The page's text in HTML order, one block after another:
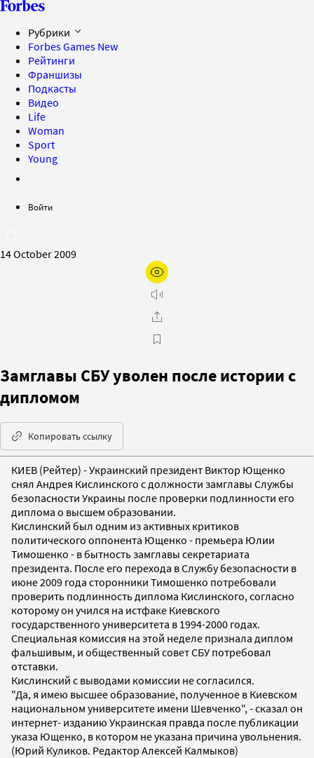
Рубрики
Forbes Games New
Рейтинги
Франшизы
Подкасты
Видео
Life
Woman
Sport
Young
Войти
14 October 2009
Замглавы СБУ уволен после истории с
дипломом
Копировать ссылку
КИЕВ (Рейтер) - Украинский президент Виктор Ющенко
снял Андрея Кислинского с должности замглавы Службы
безопасности Украины после проверки подлинности его
диплома о высшем образовании.
Кислинский был одним из активных критиков
политического оппонента Ющенко - премьера Юлии
Тимошенко - в бытность замглавы секретариата
президента. После его перехода в Службу безопасности в
июне 2009 года сторонники Тимошенко потребовали
проверить подлинность диплома Кислинского, согласно
которому он учился на истфаке Киевского
государственного университета в 1994-2000 годах.
Специальная комиссия на этой неделе признала диплом
фальшивым, и общественный совет СБУ потребовал
отставки.
Кислинский с выводами комиссии не согласился.
"Да, я имею высшее образование, полученное в Киевском
национальном университете имени Шевченко", - сказал он
интернет- изданию Украинская правда после публикации
указа Ющенко, в котором не указана причина увольнения.
(Юрий Куликов. Редактор Алексей Калмыков)